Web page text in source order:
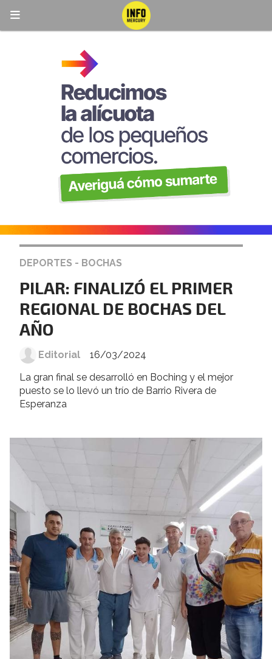
PILAR: FINALIZÓ EL PRIMER
REGIONAL DE BOCHAS DEL
AÑO
La gran final se desarrolló en Boching y el mejor
puesto se lo llevó un trío de Barrio Rivera de
Esperanza
DEPORTES - BOCHAS
16/03/2024
Editorial